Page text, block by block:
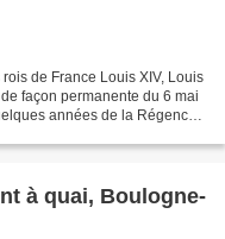
de France Louis XIV, Louis
façon permanente du 6 mai
années de la Régence.
à quai, Boulogne-